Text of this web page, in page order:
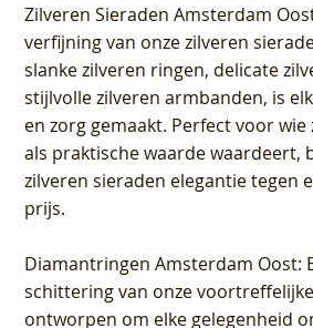
Zilveren Sieraden Amsterdam
verfijning van onze zilveren
slanke zilveren ringen, delicate
stijlvolle zilveren armbanden, is
en zorg gemaakt. Perfect voor
als praktische waarde waardeert,
zilveren sieraden elegantie tegen
prijs.
Diamantringen Amsterdam Oost:
schittering van onze
ontworpen om elke gelegenheid